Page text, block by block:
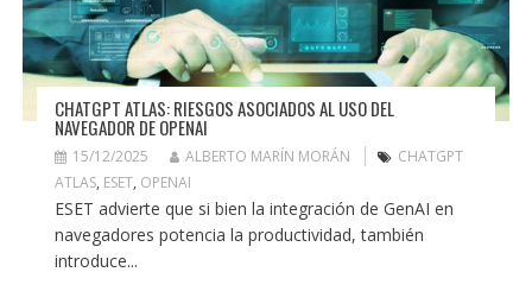
CHATGPT ATLAS: RIESGOS ASOCIADOS AL USO DEL
NAVEGADOR DE OPENAI
15/12/2025 ALBERTO MARÍN MORÁN
CHATGPT
ATLAS, ESET, OPENAI
ESET advierte que si bien la integración de GenAI en
navegadores potencia la productividad, también
introduce...